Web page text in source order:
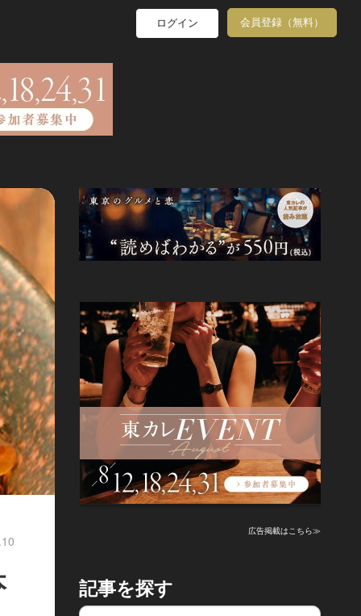
ログイン 会員登録（無料）
広告掲載はこちら≫
記事を探す